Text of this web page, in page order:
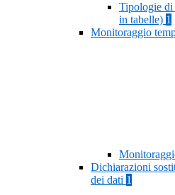
Tipologie di
in tabelle) 1
Monitoraggio
Dichiarazioni
dei dati 1